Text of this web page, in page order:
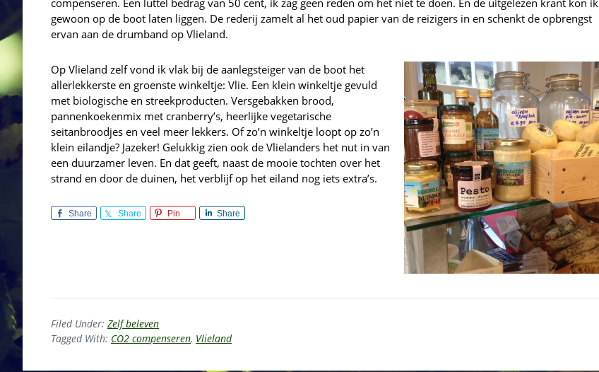
compenseren. Een luttel bedrag van 50 cent, ik zag geen reden om het niet te doen. En de uitgelezen krant kon ik
gewoon op de boot laten liggen. De rederij zamelt al het oud papier van de reizigers in en schenkt de opbrengst
ervan aan de drumband op Vlieland.
Op Vlieland zelf vond ik vlak bij de aanlegsteiger van de boot het
allerlekkerste en groenste winkeltje: Vlie. Een klein winkeltje gevuld
met biologische en streekproducten. Versgebakken brood,
pannenkoekenmix met cranberry’s, heerlijke vegetarische
seitanbroodjes en veel meer lekkers. Of zo’n winkeltje loopt op zo’n
klein eilandje? Jazeker! Gelukkig zien ook de Vlielanders het nut in van
een duurzamer leven. En dat geeft, naast de mooie tochten over het
strand en door de duinen, het verblijf op het eiland nog iets extra’s.
Share Share Pin Share
Filed Under: Zelf beleven
Tagged With: CO2 compenseren, Vlieland